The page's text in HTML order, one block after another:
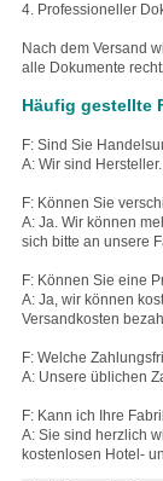
4. Professioneller
Nach dem Versand
alle Dokumente
Häufig gestellte
F: Sind Sie
A: Wir sind Hersteller.
F: Können Sie
A: Ja. Wir können
sich bitte an unsere
F: Können Sie eine
A: Ja, wir können
Versandkosten
F: Welche
A: Unsere üblichen
F: Kann ich Ihre
A: Sie sind herzlich
kostenlosen Hotel-